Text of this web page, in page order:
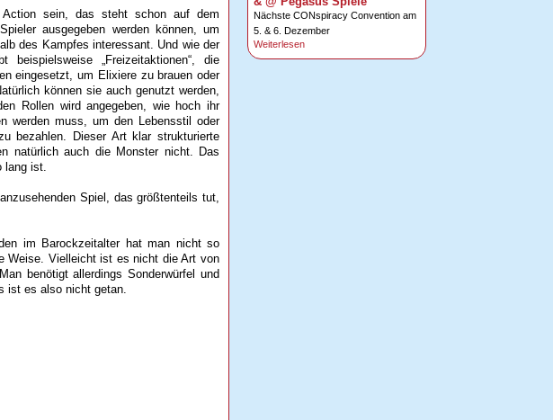
sein, das steht schon auf dem
ausgegeben werden können, um
des Kampfes interessant. Und wie der
„Freizeitaktionen“, die
eingesetzt, um Elixiere zu brauen oder
können sie auch genutzt werden,
Rollen wird angegeben, wie hoch ihr
werden muss, um den Lebensstil oder
bezahlen. Dieser Art klar strukturierte
natürlich auch die Monster nicht. Das
lang ist.
Spiel, das größtenteils tut,
im Barockzeitalter hat man nicht so
Weise. Vielleicht ist es nicht die Art von
benötigt allerdings Sonderwürfel und
ist es also nicht getan.
Nächste CONspiracy Convention am
5. & 6. Dezember
Weiterlesen